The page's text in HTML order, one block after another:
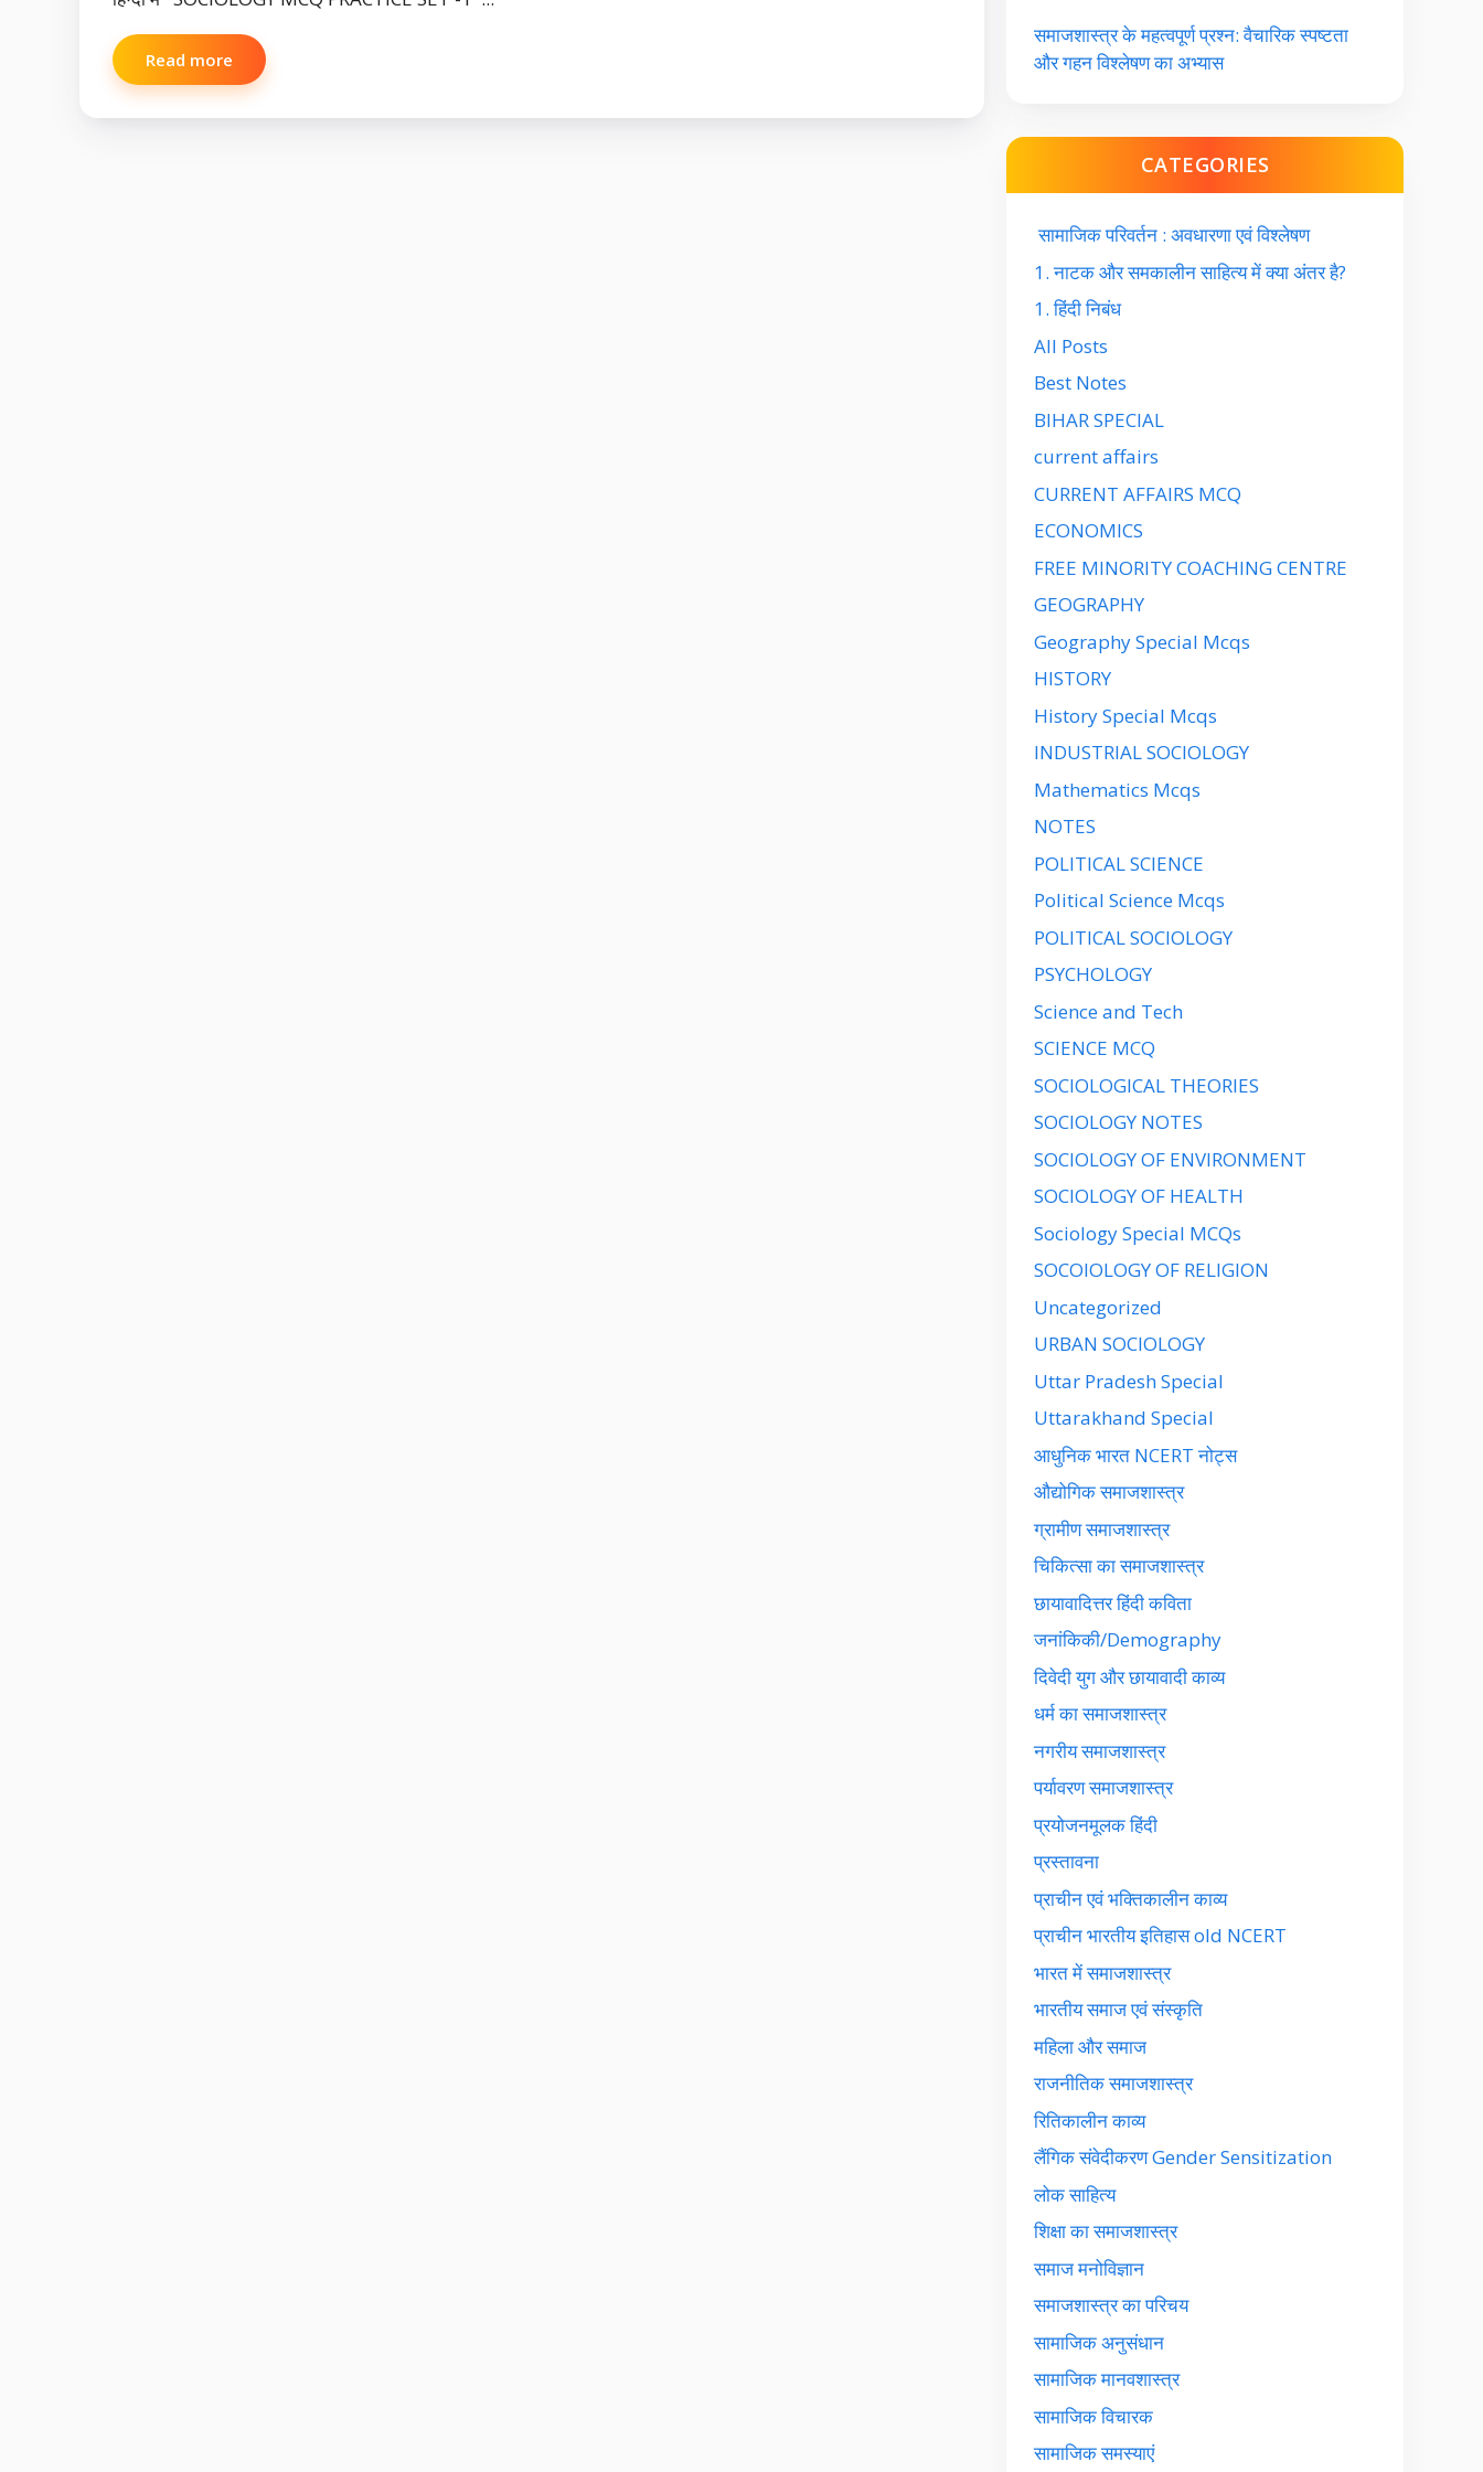
Read more
समाजशास्त्र के महत्वपूर्ण प्रश्न: वैचारिक स्पष्टता
और गहन विश्लेषण का अभ्यास
CATEGORIES
सामाजिक परिवर्तन : अवधारणा एवं विश्लेषण
1. नाटक और समकालीन साहित्य में क्या अंतर है?
1. हिंदी निबंध
All Posts
Best Notes
BIHAR SPECIAL
current affairs
CURRENT AFFAIRS MCQ
ECONOMICS
FREE MINORITY COACHING CENTRE
GEOGRAPHY
Geography Special Mcqs
HISTORY
History Special Mcqs
INDUSTRIAL SOCIOLOGY
Mathematics Mcqs
NOTES
POLITICAL SCIENCE
Political Science Mcqs
POLITICAL SOCIOLOGY
PSYCHOLOGY
Science and Tech
SCIENCE MCQ
SOCIOLOGICAL THEORIES
SOCIOLOGY NOTES
SOCIOLOGY OF ENVIRONMENT
SOCIOLOGY OF HEALTH
Sociology Special MCQs
SOCOIOLOGY OF RELIGION
Uncategorized
URBAN SOCIOLOGY
Uttar Pradesh Special
Uttarakhand Special
आधुनिक भारत NCERT नोट्स
औद्योगिक समाजशास्त्र
ग्रामीण समाजशास्त्र
चिकित्सा का समाजशास्त्र
छायावादित्तर हिंदी कविता
जनांकिकी/Demography
दिवेदी युग और छायावादी काव्य
धर्म का समाजशास्त्र
नगरीय समाजशास्त्र
पर्यावरण समाजशास्त्र
प्रयोजनमूलक हिंदी
प्रस्तावना
प्राचीन एवं भक्तिकालीन काव्य
प्राचीन भारतीय इतिहास old NCERT
भारत में समाजशास्त्र
भारतीय समाज एवं संस्कृति
महिला और समाज
राजनीतिक समाजशास्त्र
रितिकालीन काव्य
लैंगिक संवेदीकरण Gender Sensitization
लोक साहित्य
शिक्षा का समाजशास्त्र
समाज मनोविज्ञान
समाजशास्त्र का परिचय
सामाजिक अनुसंधान
सामाजिक मानवशास्त्र
सामाजिक विचारक
सामाजिक समस्याएं